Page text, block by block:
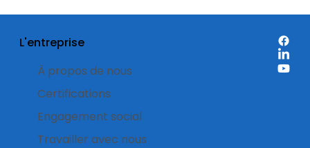
Étiquettes de réduction: quand est-
l’emballage d’un produit ?
L'entreprise
À propos de nous
Certifications
Engagement social
Travailler avec nous